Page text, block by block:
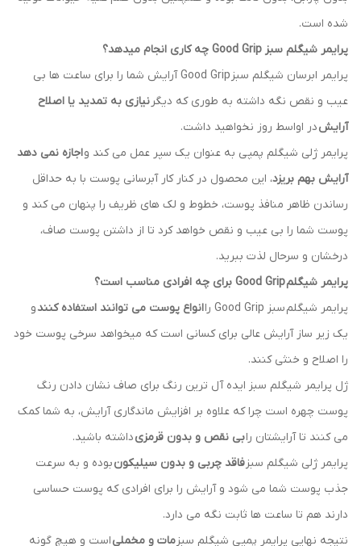
شده است.
پرایمر شیگلم سبز Good Grip چه کاری انجام میدهد؟
پرایمر ابرسان شیگلم سبز Good Grip آرایش شما را برای ساعت ها بی
عیب و نقص نگه داشته به طوری که دیگرنیازی به تمدید یا اصلاح
آرایشدر اواسط روز نخواهید داشت.
پرایمر ژلی شیگلم پمپی به عنوان یک سپر عمل می کند واجازه نمی دهد
آرایش بهم بریزد، این محصول در کنار کار آبرسانی پوست با به حداقل
رساندن ظاهر منافذ پوست، خطوط و لک های ظریف را پنهان می کند و
پوست شما را بی عیب و نقص خواهد کرد تا از داشتن پوست صاف،
درخشان و سرحال لذت ببرید.
پرایمر شیگلم Good Grip برای چه افرادی مناسب است؟
پرایمر شیگلم سبز Good Grip را
انواع پوست می توانند استفاده کنندو
یک زیر ساز آرایش عالی برای کسانی است که میخواهد سرخی پوست خود
را اصلاح و خنثی کنند.
ژل پرایمر شیگلم سبز ایده آل ترین رنگ برای صاف نشان دادن رنگ
پوست چهره است چرا که علاوه بر افزایش ماندگاری آرایش، به شما کمک
می کنند تا آرایشتان رابی نقص و بدون قرمزیداشته باشید.
پرایمر ژلی شیگلم سبزفاقد چربی و بدون سیلیکونبوده و به سرعت
جذب پوست شما می شود و آرایش را برای افرادی که پوست حساسی
دارند هم تا ساعت ها ثابت نگه می دارد.
نتیجه نهایی پرایمر پمپی شیگلم سبزمات و مخملیاست و هیچ گونه